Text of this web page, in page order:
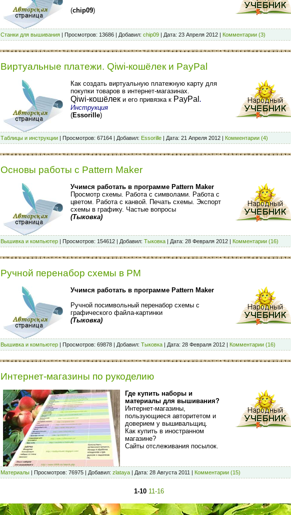
(chip09)
Станки для вышивания | Просмотров: 13686 | Добавил: chip09 | Дата: 23 Апреля 2012 | Комментарии (3)
Виртуальные платежи. Qiwi-кошёлек и PayPal
Как создать виртуальную платежную карту для
покупки товаров в интернет-магазинах.
Qiwi-кошёлек и его привязка к PayPal .
Инструкция
(Essorille)
Таблицы и инструкции | Просмотров: 67164 | Добавил: Essorille | Дата: 21 Апреля 2012 | Комментарии (4)
Основы работы с Pattern Maker
Учимся работать в программе Pattern Maker
Просмотр схемы. Работа с символами. Работа с
цветом. Работа с канвой. Печать схемы. Экспорт
схемы в графику. Частые вопросы
(Тыковка)
Вышивка и компьютер | Просмотров: 154612 | Добавил: Тыковка | Дата: 28 Февраля 2012 | Комментарии (16)
Ручной перенабор схемы в РМ
Учимся работать в программе Pattern Maker
Ручной посимвольный перенабор схемы с
графического файла-картинки
(Тыковка)
Вышивка и компьютер | Просмотров: 69878 | Добавил: Тыковка | Дата: 28 Февраля 2012 | Комментарии (16)
Интернет-магазины по рукоделию
Где купить наборы и
материалы для вышивания?
Интернет-магазины,
пользующиеся авторитетом и
доверием у вышивальщиц.
Как купить в иностранном
магазине?
Сайты отслеживания посылок.
Материалы | Просмотров: 76975 | Добавил: zlataya | Дата: 28 Августа 2011 | Комментарии (15)
1-10 11-16